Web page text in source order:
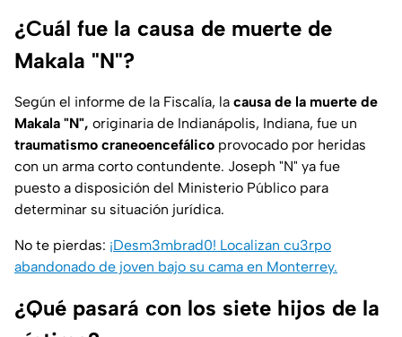
¿Cuál fue la causa de muerte de
Makala "N"?
Según el informe de la Fiscalía, la causa de la muerte de
Makala "N", originaria de Indianápolis, Indiana, fue un
traumatismo craneoencefálico provocado por heridas
con un arma corto contundente. Joseph "N" ya fue
puesto a disposición del Ministerio Público para
determinar su situación jurídica.
No te pierdas: ¡Desm3mbrad0! Localizan cu3rpo
abandonado de joven bajo su cama en Monterrey.
¿Qué pasará con los siete hijos de la